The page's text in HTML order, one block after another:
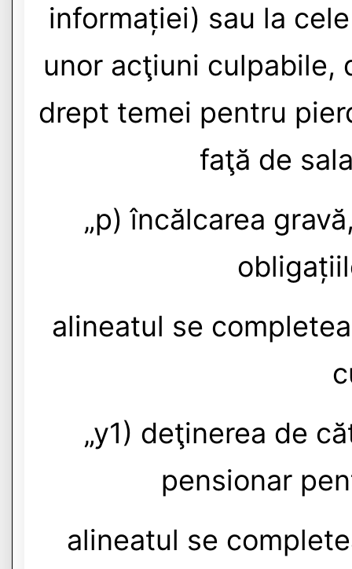
informației) sau la
unor acţiuni culpabile,
drept temei pentru
faţă de
„p) încălcarea
alineatul se
„y1) deţinerea de
pensionar
alineatul se